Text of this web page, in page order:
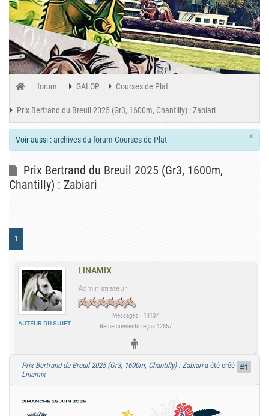
forum GALOP Courses de Plat
Prix Bertrand du Breuil 2025 (Gr3, 1600m, Chantilly) : Zabiari
×
Voir aussi :archives du forum Courses de Plat
Prix Bertrand du Breuil 2025 (Gr3, 1600m,
Chantilly) : Zabiari
1
LINAMIX
AUTEUR DU SUJET
Administrateur
Messages : 14137
Remerciements reçus 12857
Prix Bertrand du Breuil 2025 (Gr3, 1600m, Chantilly) : Zabiaria été créé par
Linamix
#1